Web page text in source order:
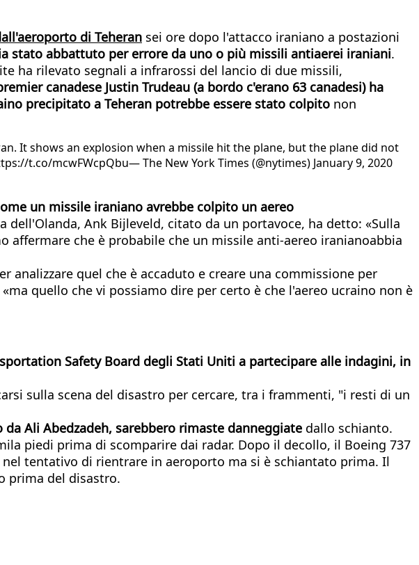
di Teheran sei ore dopo l'attacco iraniano a postazioni
stato abbattuto per errore da uno o più missili antiaerei iraniani.
ha rilevato segnali a infrarossi del lancio di due missili,
canadese Justin Trudeau (a bordo c'erano 63 canadesi) ha
precipitato a Teheran potrebbe essere stato colpito non
It shows an explosion when a missile hit the plane, but the plane did not
t.co/mcwFWcpQbu— The New York Times (@nytimes) January 9, 2020
un missile iraniano avrebbe colpito un aereo
Ank Bijleveld, citato da un portavoce, ha detto: «Sulla
affermare che è probabile che un missile anti-aereo iranianoabbia
analizzare quel che è accaduto e creare una commissione per
quello che vi possiamo dire per certo è che l'aereo ucraino non è
Safety Board degli Stati Uniti a partecipare alle indagini, in
sulla scena del disastro per cercare, tra i frammenti, "i resti di un
Ali Abedzadeh, sarebbero rimaste danneggiate dallo schianto.
piedi prima di scomparire dai radar. Dopo il decollo, il Boeing 737
tentativo di rientrare in aeroporto ma si è schiantato prima. Il
prima del disastro.